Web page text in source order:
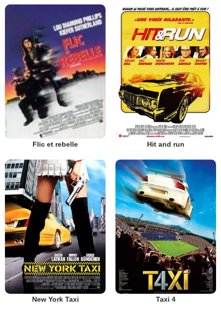
Flic et rebelle Hit and run
New York Taxi Taxi 4